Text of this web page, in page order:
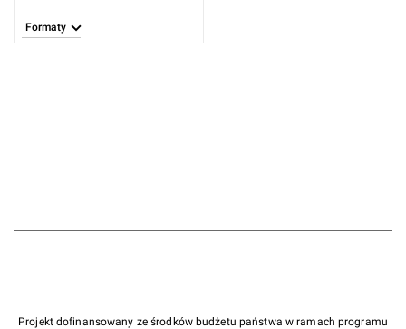
Formaty
Projekt dofinansowany ze środków budżetu państwa w ramach programu